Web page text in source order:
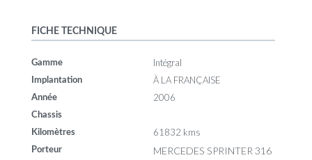
FICHE TECHNIQUE
Gamme Intégral
Implantation À LA FRANÇAISE
Année 2006
Chassis
Kilomètres
61832 kms
Porteur
MERCEDES SPRINTER 316